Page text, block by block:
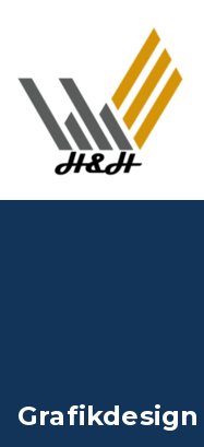
Grafikdesign